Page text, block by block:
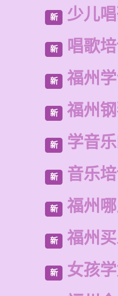
新 少儿
新 唱歌
新 福州
新 福州
新 学音
新 音乐
新 福州
新 福州
新
女孩